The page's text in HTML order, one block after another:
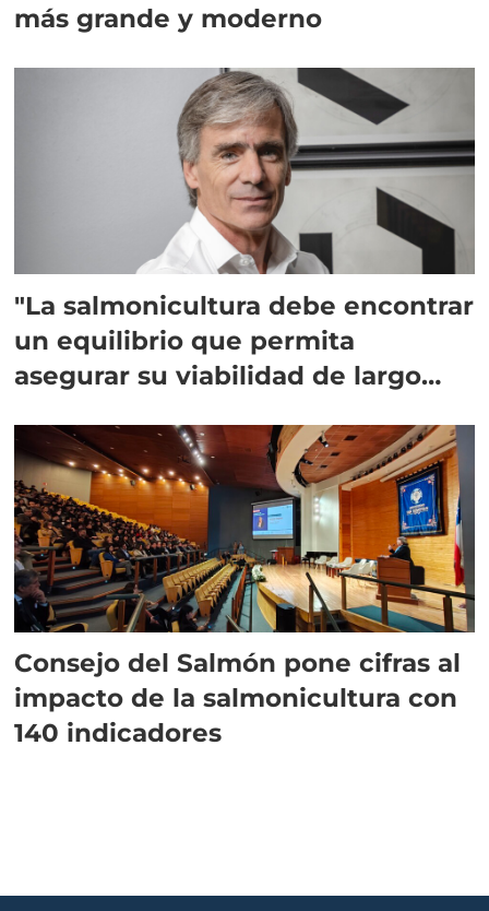
más grande y moderno
"La salmonicultura debe encontrar
un equilibrio que permita
asegurar su viabilidad de largo
Consejo del Salmón pone cifras al
impacto de la salmonicultura con
140 indicadores